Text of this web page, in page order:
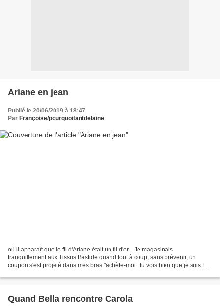
Ariane en jean
Publié le 20/06/2019 à 18:47
Par Françoise/pourquoitantdelaine
où il apparaît que le fil d'Ariane était un fil d'or... Je magasinais
tranquillement aux Tissus Bastide quand tout à coup, sans prévenir, un
coupon s'est projeté dans mes bras "achète-moi ! tu vois bien que je suis fait
Quand Bella rencontre Carola